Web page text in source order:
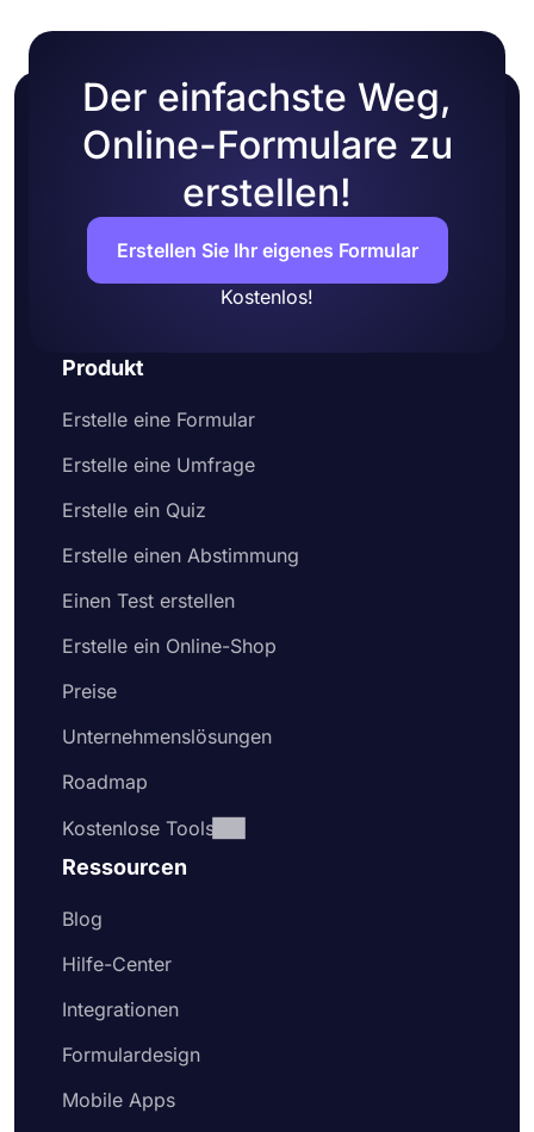
Der einfachste Weg,
Online-Formulare zu
erstellen!
Erstellen Sie Ihr eigenes Formular
Kostenlos!
Produkt
Erstelle eine Formular
Erstelle eine Umfrage
Erstelle ein Quiz
Erstelle einen Abstimmung
Einen Test erstellen
Erstelle ein Online-Shop
Preise
Unternehmenslösungen
Roadmap
Kostenlose Tools
Ressourcen
Blog
Hilfe-Center
Integrationen
Formulardesign
Mobile Apps